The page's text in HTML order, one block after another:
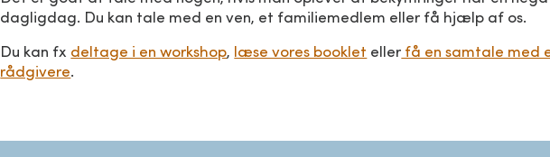
Stræk ud eller lav små yogaøvelser
Vær i naturen
Ring til en, du holder af
Lav en god kop kaffe
dagligdag. Du kan tale med en ven, et familiemedlem eller få hjælp af os.
Du kan fx deltage i en workshop, læse vores booklet eller få en samtale med
rådgivere.